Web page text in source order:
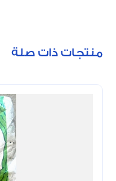
منتجات ذات صلة